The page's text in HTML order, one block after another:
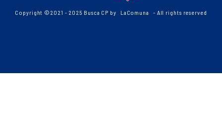
Copyright ©2021 - 2025 Busca CP by LaComuna - All rights reserved